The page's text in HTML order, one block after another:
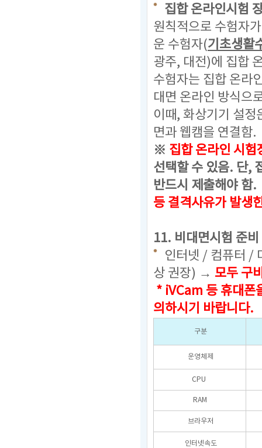
집합 온라인시험
원칙적으로 수험자
운 수험자(기초생활
광주, 대전)에 집합
수험자는 집합 온라
대면 온라인 방식으
이때, 화상기기 설정
면과 웹캠을 연결함.
※ 집합 온라인 시험
선택할 수 있음. 단,
반드시 제출해야 함.
등 결격사유가 발생
11. 비대면시험 준
인터넷 / 컴퓨터 /
상 권장) → 모두 구
* iVCam 등 휴대폰
의하시기 바랍니다.
구분
운영체제
CPU
RAM
브라우저
인터넷속도